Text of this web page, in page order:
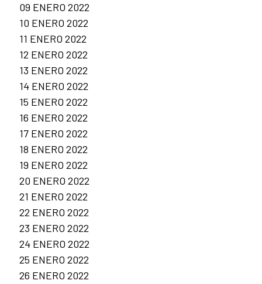
09 ENERO 2022
10 ENERO 2022
11 ENERO 2022
12 ENERO 2022
13 ENERO 2022
14 ENERO 2022
15 ENERO 2022
16 ENERO 2022
17 ENERO 2022
18 ENERO 2022
19 ENERO 2022
20 ENERO 2022
21 ENERO 2022
22 ENERO 2022
23 ENERO 2022
24 ENERO 2022
25 ENERO 2022
26 ENERO 2022